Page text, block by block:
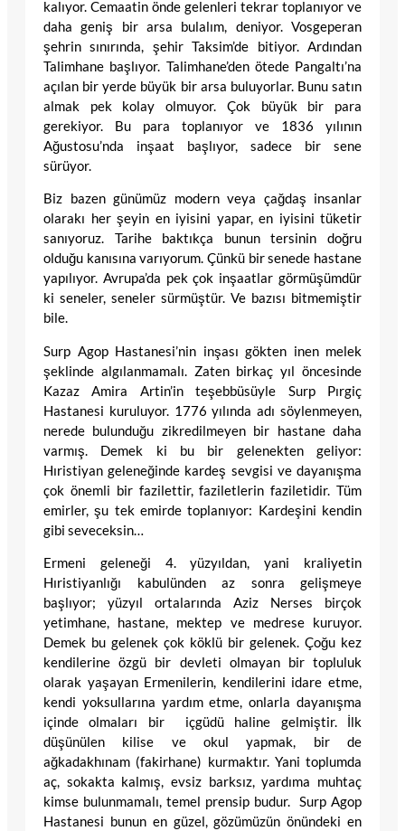
kalıyor. Cemaatin önde gelenleri tekrar toplanıyor ve
daha geniş bir arsa bulalım, deniyor. Vosgeperan
şehrin sınırında, şehir Taksim’de bitiyor. Ardından
Talimhane başlıyor. Talimhane’den ötede Pangaltı’na
açılan bir yerde büyük bir arsa buluyorlar. Bunu satın
almak pek kolay olmuyor. Çok büyük bir para
gerekiyor. Bu para toplanıyor ve 1836 yılının
Ağustosu’nda inşaat başlıyor, sadece bir sene
sürüyor.
Biz bazen günümüz modern veya çağdaş insanlar
olarakı her şeyin en iyisini yapar, en iyisini tüketir
sanıyoruz. Tarihe baktıkça bunun tersinin doğru
olduğu kanısına varıyorum. Çünkü bir senede hastane
yapılıyor. Avrupa’da pek çok inşaatlar görmüşümdür
ki seneler, seneler sürmüştür. Ve bazısı bitmemiştir
bile.
Surp Agop Hastanesi’nin inşası gökten inen melek
şeklinde algılanmamalı. Zaten birkaç yıl öncesinde
Kazaz Amira Artin’in teşebbüsüyle Surp Pırgiç
Hastanesi kuruluyor. 1776 yılında adı söylenmeyen,
nerede bulunduğu zikredilmeyen bir hastane daha
varmış. Demek ki bu bir gelenekten geliyor:
Hıristiyan geleneğinde kardeş sevgisi ve dayanışma
çok önemli bir fazilettir, faziletlerin faziletidir. Tüm
emirler, şu tek emirde toplanıyor: Kardeşini kendin
gibi seveceksin…
Ermeni geleneği 4. yüzyıldan, yani kraliyetin
Hıristiyanlığı kabulünden az sonra gelişmeye
başlıyor; yüzyıl ortalarında Aziz Nerses birçok
yetimhane, hastane, mektep ve medrese kuruyor.
Demek bu gelenek çok köklü bir gelenek. Çoğu kez
kendilerine özgü bir devleti olmayan bir topluluk
olarak yaşayan Ermenilerin, kendilerini idare etme,
kendi yoksullarına yardım etme, onlarla dayanışma
içinde olmaları bir içgüdü haline gelmiştir. İlk
düşünülen kilise ve okul yapmak, bir de
ağkadakhınam (fakirhane) kurmaktır. Yani toplumda
aç, sokakta kalmış, evsiz barksız, yardıma muhtaç
kimse bulunmamalı, temel prensip budur. Surp Agop
Hastanesi bunun en güzel, gözümüzün önündeki en